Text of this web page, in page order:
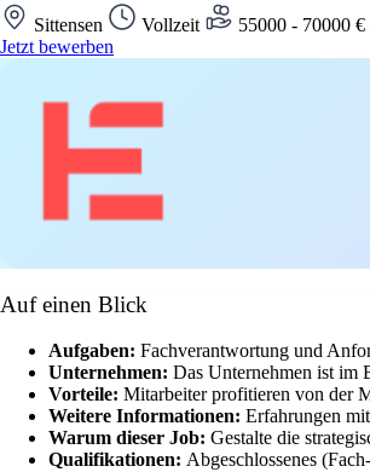
Sittensen Vollzeit 55000 - 70000 €
Jetzt bewerben
Auf einen Blick
Aufgaben: Fachverantwortung und
Unternehmen: Das Unternehmen ist im
Vorteile: Mitarbeiter profitieren von der
Weitere Informationen: Erfahrungen
Warum dieser Job: Gestalte die
Qualifikationen: Abgeschlossenes